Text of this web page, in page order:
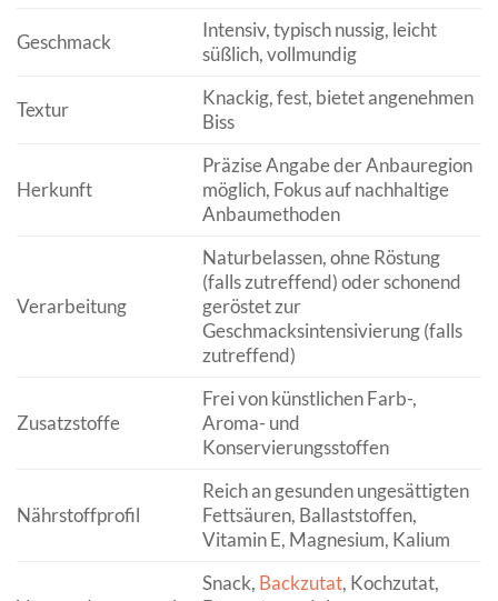
Geschmack
Intensiv, typisch nussig, leicht
süßlich, vollmundig
Textur
Knackig, fest, bietet angenehmen
Biss
Herkunft
Präzise Angabe der Anbauregion
möglich, Fokus auf nachhaltige
Anbaumethoden
Verarbeitung
Naturbelassen, ohne Röstung
(falls zutreffend) oder schonend
geröstet zur
Geschmacksintensivierung (falls
zutreffend)
Zusatzstoffe
Frei von künstlichen Farb-,
Aroma- und
Konservierungsstoffen
Nährstoffprofil
Reich an gesunden ungesättigten
Fettsäuren, Ballaststoffen,
Vitamin E, Magnesium, Kalium
Snack, Backzutat, Kochzutat,